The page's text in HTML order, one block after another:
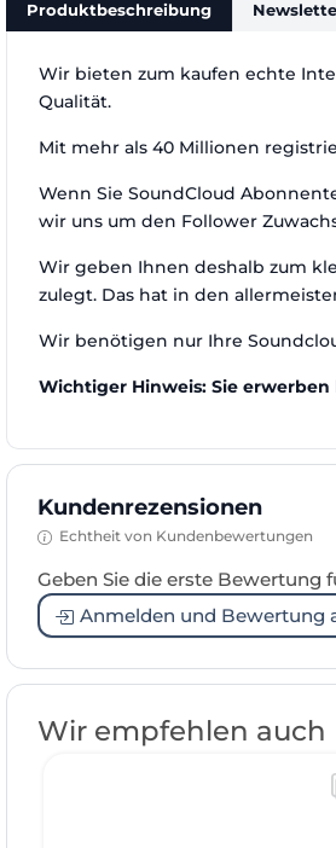
Produktbeschreibung
Wir bieten zum kaufen echte
Qualität.
Mit mehr als 40 Millionen
Wenn Sie SoundCloud
wir uns um den Follower
Wir geben Ihnen deshalb zum
zulegt. Das hat in den
Wir benötigen nur Ihre
Wichtiger Hinweis: Sie
Kundenrezensionen
Echtheit von Kundenbewertungen
Geben Sie die erste Bewertung
Anmelden und Bewertung
Wir empfehlen auch